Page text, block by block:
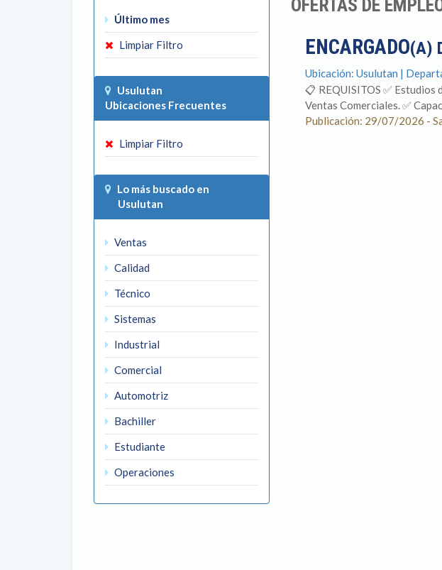
Último mes
Limpiar Filtro
Usulutan
Ubicaciones Frecuentes
Limpiar Filtro
Lo más buscado en
Usulutan
Ventas
Calidad
Técnico
Sistemas
Industrial
Comercial
Automotriz
Bachiller
Estudiante
Operaciones
OFERTAS DE
ENCARGADO(A)
Ubicación: Usulutan |
📋 REQUISITOS ✅
Ventas Comerciales. ✅
Publicación: 29/07/2026 -